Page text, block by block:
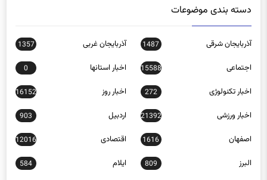
دسته بندی موضوعات
آذربایجان شرقی 1487 آذربایجان غربی 1357
اجتماعی 15588 اخبار استانها 0
اخبار تکنولوژی 272 اخبار روز 16152
اخبار ورزشی 21392 اردبیل 903
اصفهان 1616 اقتصادی 12016
البرز 809 ایلام 584